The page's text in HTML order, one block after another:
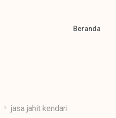
Beranda
jasa jahit kendari